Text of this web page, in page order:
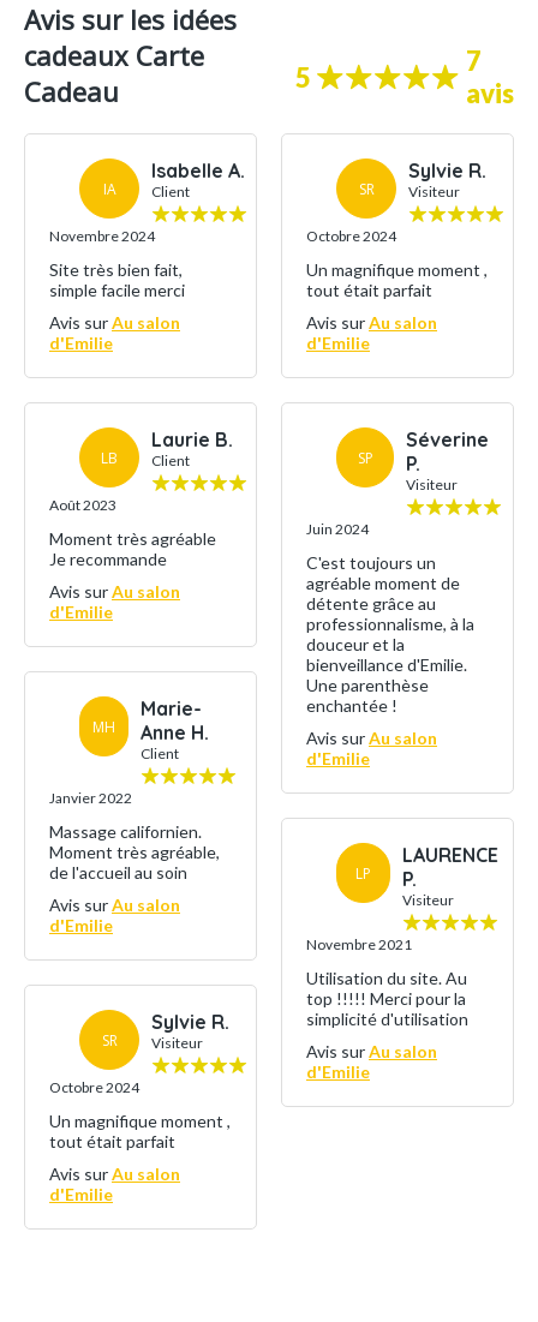
Avis sur les idées
cadeaux Carte
Cadeau
5
7
avis
IA
Isabelle A.
Client
Novembre 2024
Site très bien fait,
simple facile merci
Avis surAu salon
d'Emilie
LB
Laurie B.
Client
Août 2023
Moment très agréable
Je recommande
Avis surAu salon
d'Emilie
MH
Marie-
Anne H.
Client
Janvier 2022
Massage californien.
Moment très agréable,
de l'accueil au soin
Avis surAu salon
d'Emilie
SR
Sylvie R.
Visiteur
Octobre 2024
Un magnifique moment ,
tout était parfait
Avis surAu salon
d'Emilie
SR
Sylvie R.
Visiteur
Octobre 2024
Un magnifique moment ,
tout était parfait
Avis surAu salon
d'Emilie
SP
Séverine
P.
Visiteur
Juin 2024
C'est toujours un
agréable moment de
détente grâce au
professionnalisme, à la
douceur et la
bienveillance d'Emilie.
Une parenthèse
enchantée !
Avis surAu salon
d'Emilie
LP
LAURENCE
P.
Visiteur
Novembre 2021
Utilisation du site. Au
top !!!!! Merci pour la
simplicité d'utilisation
Avis surAu salon
d'Emilie